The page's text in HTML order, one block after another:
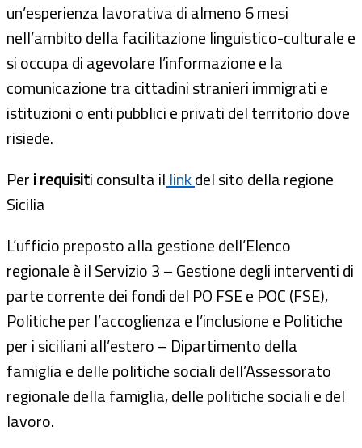
un’esperienza lavorativa di almeno 6 mesi
nell’ambito della facilitazione linguistico-culturale e
si occupa di agevolare l’informazione e la
comunicazione tra cittadini stranieri immigrati e
istituzioni o enti pubblici e privati del territorio dove
risiede.
Peri requisiti consulta il linkdel sito della regione
Sicilia
L’ufficio preposto alla gestione dell’Elenco
regionale è il Servizio 3 – Gestione degli interventi di
parte corrente dei fondi del PO FSE e POC (FSE),
Politiche per l’accoglienza e l’inclusione e Politiche
per i siciliani all’estero – Dipartimento della
famiglia e delle politiche sociali dell’Assessorato
regionale della famiglia, delle politiche sociali e del
lavoro.